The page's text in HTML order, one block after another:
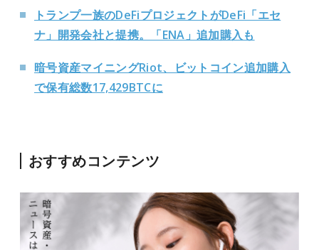
トランプ一族のDeFiプロジェクトがDeFi「エセ
ナ」開発会社と提携。「ENA」追加購入も
暗号資産マイニングRiot、ビットコイン追加購入
で保有総数17,429BTCに
おすすめコンテンツ